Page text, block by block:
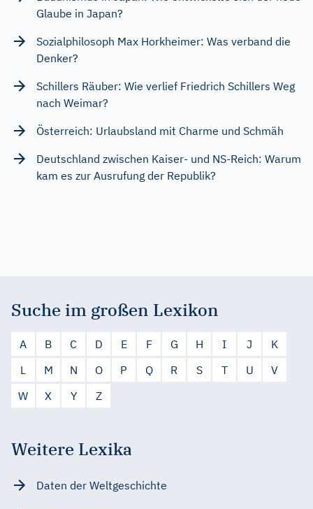
Glaube in Japan?
Sozialphilosoph Max Horkheimer: Was verband die
Denker?
Schillers Räuber: Wie verlief Friedrich Schillers Weg
nach Weimar?
Österreich: Urlaubsland mit Charme und Schmäh
Deutschland zwischen Kaiser- und NS-Reich: Warum
kam es zur Ausrufung der Republik?
Suche im großen Lexikon
A B C D E F G H I J
K
L
M N O P Q R S T U
V
W
X Y Z
Weitere Lexika
Daten der Weltgeschichte